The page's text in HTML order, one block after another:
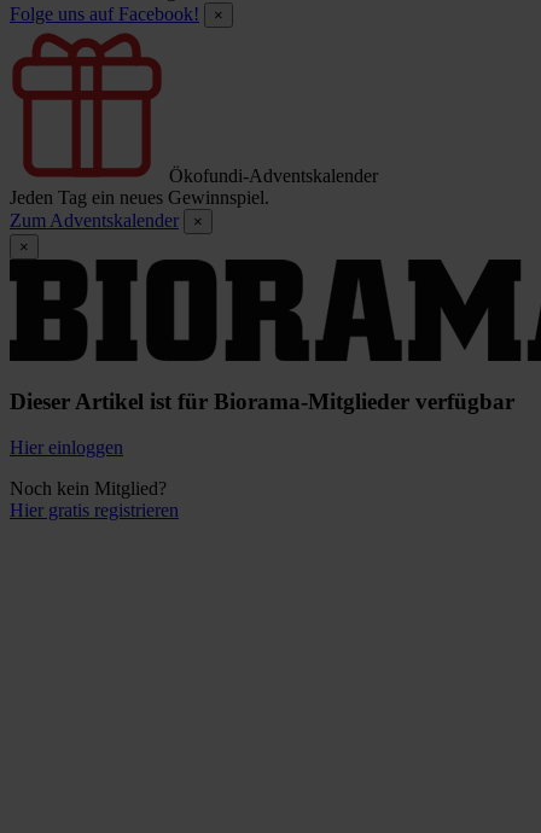
Folge uns auf Facebook!
×
Ökofundi-Adventskalender
Jeden Tag ein neues Gewinnspiel.
Zum Adventskalender
×
×
Dieser Artikel ist für Biorama-Mitglieder verfügbar
Hier einloggen
Noch kein Mitglied?
Hier gratis registrieren